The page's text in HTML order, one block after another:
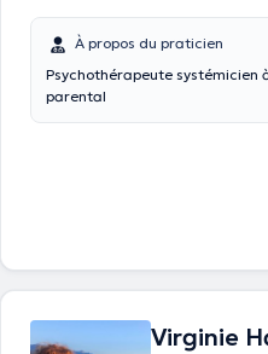
À propos du praticien
Psychothérapeute systémicien
parental
Virginie